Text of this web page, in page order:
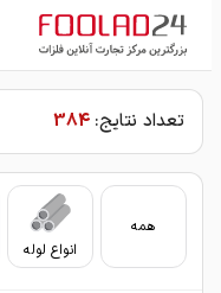
تعداد نتایج: 384
همه
انواع لوله